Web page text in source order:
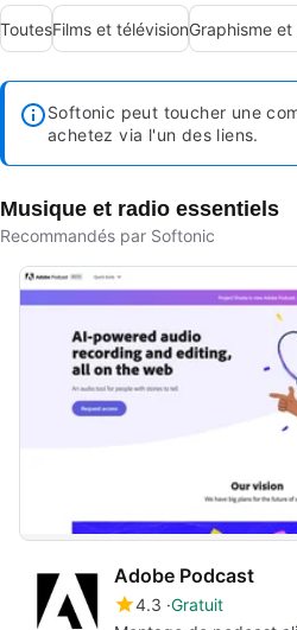
ToutesFilms et télévisionGraphisme
Softonic peut toucher une
achetez via l'un des liens.
Musique et radio essentiels
Recommandés par Softonic
Adobe Podcast
4.3 Gratuit